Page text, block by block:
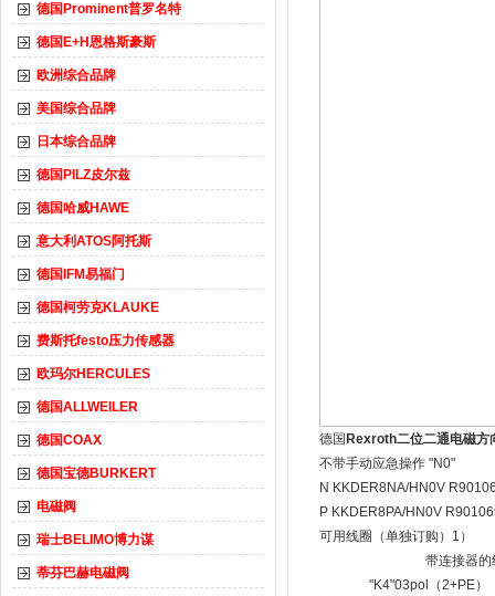
德国Prominent普罗名特
德国E+H恩格斯豪斯
欧洲综合品牌
美国综合品牌
日本综合品牌
德国PILZ皮尔兹
德国哈威HAWE
意大利ATOS阿托斯
德国IFM易福门
德国柯劳克KLAUKE
费斯托festo压力传感器
欧玛尔HERCULES
德国ALLWEILER
德国COAX
德国宝德BURKERT
电磁阀
瑞士BELIMO博力谋
蒂芬巴赫电磁阀
德国 Rexroth二位二通电磁方
不带手动应急操作 "N0"
N KKDER8NA/HN0V
P KKDER8PA/HN0V
可用线圈（单独订购）1）
带连接器的线圈的
"K4"03pol（2+PE）